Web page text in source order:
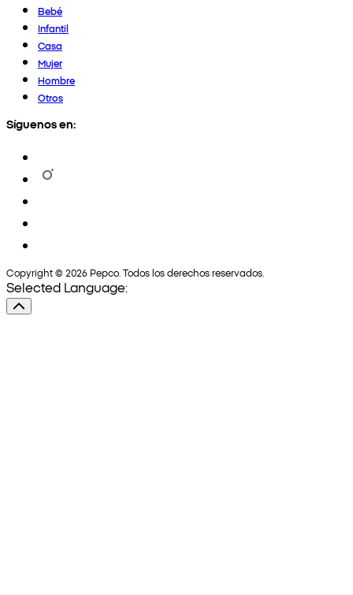
Bebé
Infantil
Casa
Mujer
Hombre
Otros
Síguenos en:
Copyright © 2026 Pepco. Todos los derechos reservados.
Selected Language: